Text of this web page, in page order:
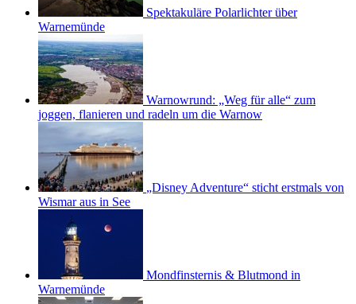
Spektakuläre Polarlichter über
Warnemünde
Warnowrund: „Weg für alle“ zum
joggen, flanieren und radeln um die Warnow
„Disney Adventure“ sticht erstmals von
Wismar aus in See
Mondfinsternis & Blutmond in
Warnemünde